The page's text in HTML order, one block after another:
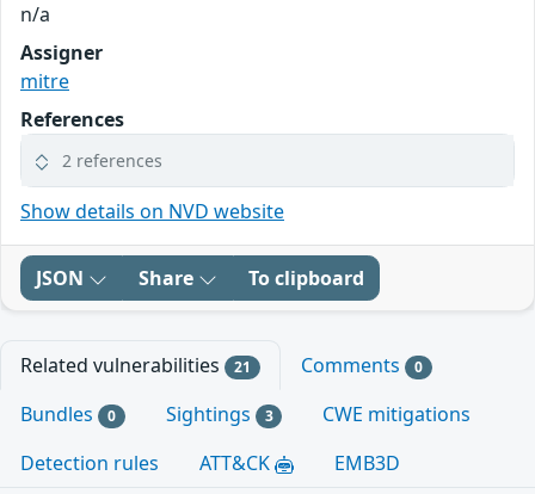
n/a
Assigner
mitre
References
2 references
Show details on NVD website
JSON Share To clipboard
Related vulnerabilities 21 Comments 0
Bundles 0 Sightings 3
CWE mitigations
Detection rules
ATT&CK EMB3D